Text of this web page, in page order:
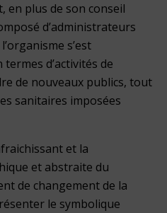
en plus de son conseil
d’administrateurs
s’est
d’activités de
de nouveaux publics, tout
sanitaires imposées
et la
et abstraite du
de changement de la
le symbolique